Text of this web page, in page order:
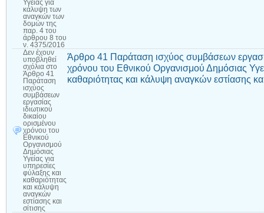
Υγείας για
κάλυψη των
αναγκών των
δομών της
παρ. 4 του
άρθρου 8 του
ν. 4375/2016
Δεν έχουν
υποβληθεί
σχόλια στο
Άρθρο 41
Παράταση
ισχύος
συμβάσεων
εργασίας
ιδιωτικού
δικαίου
ορισμένου
χρόνου του
Εθνικού
Οργανισμού
Δημόσιας
Υγείας για
υπηρεσίες
φύλαξης και
καθαριότητας
και κάλυψη
αναγκών
εστίασης και
σίτισης
Άρθρο 41 Παράταση ισχύος συμβάσεων
χρόνου του Εθνικού Οργανισμού Δημόσιας
καθαριότητας και κάλυψη αναγκών εστίασης